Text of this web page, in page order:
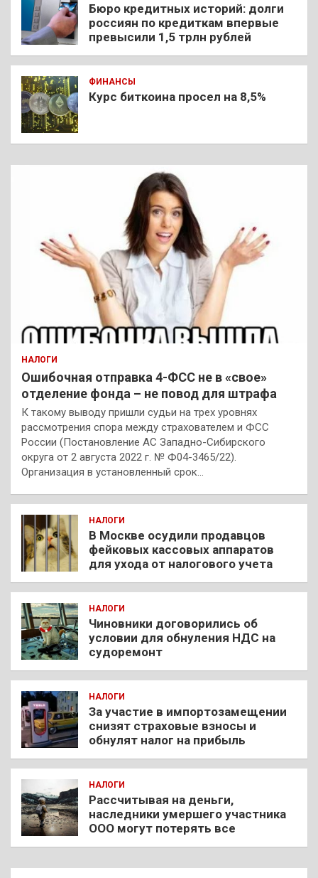
Бюро кредитных историй: долги
россиян по кредиткам впервые
превысили 1,5 трлн рублей
ФИНАНСЫ
Курс биткоина просел на 8,5%
НАЛОГИ
Ошибочная отправка 4-ФСС не в «свое»
отделение фонда – не повод для штрафа
К такому выводу пришли судьи на трех уровнях
рассмотрения спора между страхователем и ФСС
России (Постановление АС Западно-Сибирского
округа от 2 августа 2022 г. № Ф04-3465/22).
Организация в установленный срок…
НАЛОГИ
В Москве осудили продавцов
фейковых кассовых аппаратов
для ухода от налогового учета
НАЛОГИ
Чиновники договорились об
условии для обнуления НДС на
судоремонт
НАЛОГИ
За участие в импортозамещении
снизят страховые взносы и
обнулят налог на прибыль
НАЛОГИ
Рассчитывая на деньги,
наследники умершего участника
ООО могут потерять все